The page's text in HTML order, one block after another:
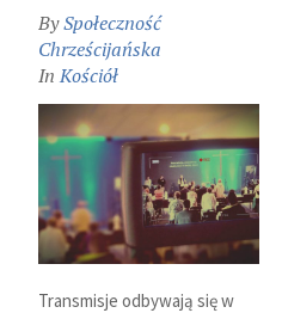
BySpołeczność
Chrześcijańska
InKościół
Transmisje odbywają się w